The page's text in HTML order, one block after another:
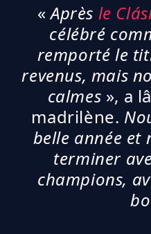
«Après le
célébré
remporté le
revenus, mais
calmes », a
madrilène.
belle année et
terminer
champions,